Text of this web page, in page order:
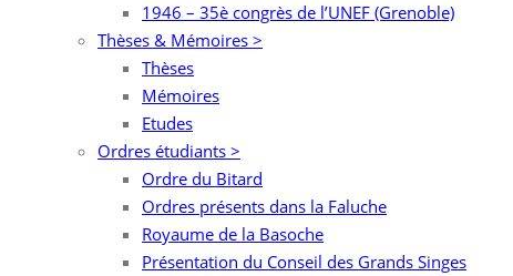
1946 – 35è congrès de l’UNEF (Grenoble)
Thèses & Mémoires >
Thèses
Mémoires
Etudes
Ordres étudiants >
Ordre du Bitard
Ordres présents dans la Faluche
Royaume de la Basoche
Présentation du Conseil des Grands Singes